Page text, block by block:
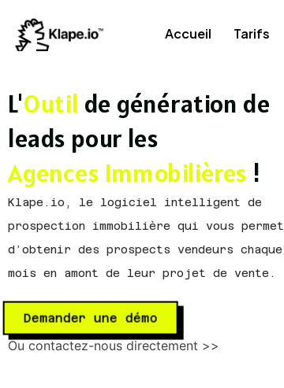
Accueil Tarifs
L'Outil de génération de
leads pour les
Agences Immobilières !
Klape.io, le logiciel intelligent de
prospection immobilière qui vous permet
d’obtenir des prospects vendeurs chaque
mois en amont de leur projet de vente.
Demander une démo
Ou contactez-nous directement >>